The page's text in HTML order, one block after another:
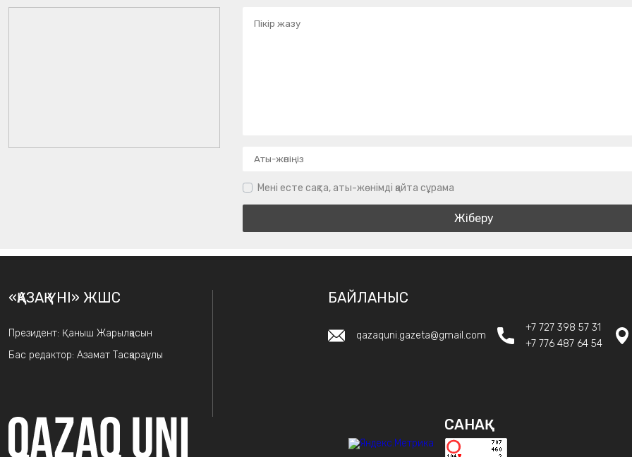
Мені есте сақта, аты-жөнімді қайта сұрама
«ҚАЗАҚ ҮНІ» ЖШС
Президент: Қаныш Жарылқасын
Бас редактор: Азамат Тасқараұлы
БАЙЛАНЫС
qazaquni.gazeta@gmail.com
+7 727 398 57 31
+7 776 487 64 54
САНАҚ